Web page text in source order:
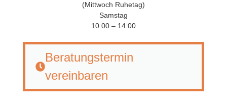
(Mittwoch Ruhetag)
Samstag
10:00 – 14:00
Beratungstermin
vereinbaren